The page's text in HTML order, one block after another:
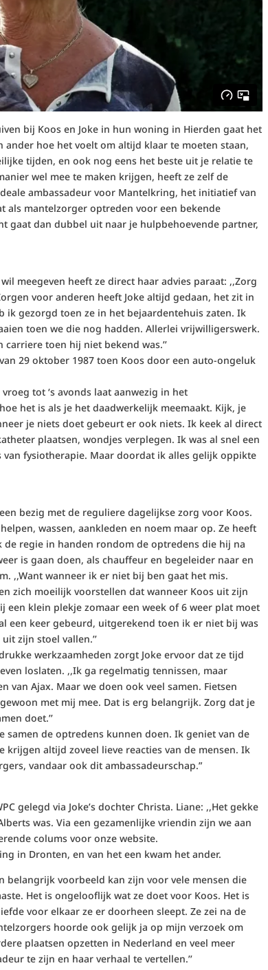
bij Koos en Joke in hun woning in Hierden gaat het
ander hoe het voelt om altijd klaar te moeten staan,
tijden, en ook nog eens het beste uit je relatie te
wel mee te maken krijgen, heeft ze zelf de
ambassadeur voor Mantelkring, het initiatief van
als mantelzorger optreden voor een bekende
gaat dan dubbel uit naar je hulpbehoevende partner,
meegeven heeft ze direct haar advies paraat: ,,Zorg
voor anderen heeft Joke altijd gedaan, het zit in
ik gezorgd toen ze in het bejaardentehuis zaten. Ik
toen we die nog hadden. Allerlei vrijwilligerswerk.
toen hij niet bekend was.’’
29 oktober 1987 toen Koos door een auto-ongeluk
tot ‘s avonds laat aanwezig in het
het is als je het daadwerkelijk meemaakt. Kijk, je
je niets doet gebeurt er ook niets. Ik keek al direct
plaatsen, wondjes verplegen. Ik was al snel een
van fysiotherapie. Maar doordat ik alles gelijk oppikte
bezig met de reguliere dagelijkse zorg voor Koos.
wassen, aankleden en noem maar op. Ze heeft
de regie in handen rondom de optredens die hij na
is gaan doen, als chauffeur en begeleider naar en
,,Want wanneer ik er niet bij ben gaat het mis.
zich moeilijk voorstellen dat wanneer Koos uit zijn
een klein plekje zomaar een week of 6 weer plat moet
een keer gebeurd, uitgerekend toen ik er niet bij was
zijn stoel vallen.’’
werkzaamheden zorgt Joke ervoor dat ze tijd
loslaten. ,,Ik ga regelmatig tennissen, maar
Ajax. Maar we doen ook veel samen. Fietsen
met mij mee. Dat is erg belangrijk. Zorg dat je
doet.’’
de optredens kunnen doen. Ik geniet van de
krijgen altijd zoveel lieve reacties van de mensen. Ik
vandaar ook dit ambassadeurschap.”
gelegd via Joke’s dochter Christa. Liane: ,,Het gekke
was. Via een gezamenlijke vriendin zijn we aan
colums voor onze website.
in Dronten, en van het een kwam het ander.
belangrijk voorbeeld kan zijn voor vele mensen die
Het is ongelooflijk wat ze doet voor Koos. Het is
voor elkaar ze er doorheen sleept. Ze zei na de
hoorde ook gelijk ja op mijn verzoek om
plaatsen opzetten in Nederland en veel meer
te zijn en haar verhaal te vertellen.’’